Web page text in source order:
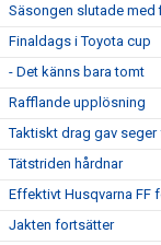
Säsongen slutade med
Finaldags i Toyota cup
- Det känns bara tomt
Rafflande upplösning
Taktiskt drag gav seger
Tätstriden hårdnar
Effektivt Husqvarna FF
Jakten fortsätter